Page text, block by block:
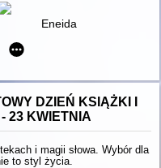
kobietEneida
DZIEŃ KSIĄŻKI I
23 KWIETNIA
i magii słowa. Wybór dla
to styl życia.